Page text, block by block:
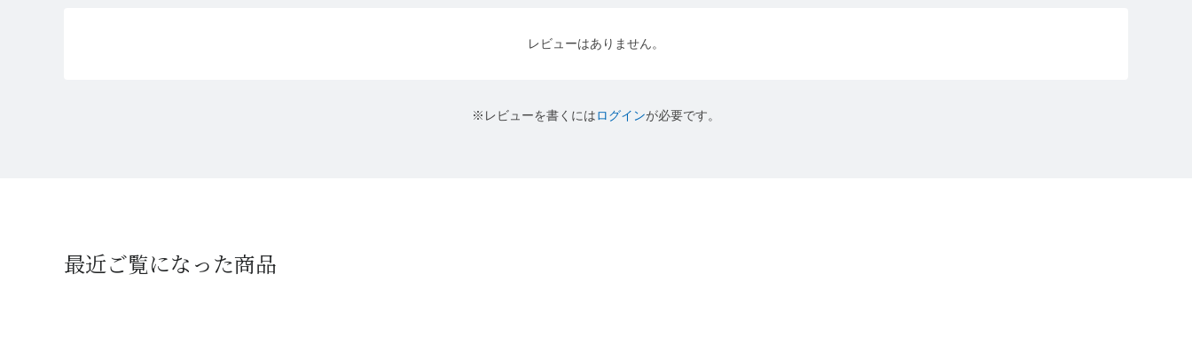
レビューはありません。
※レビューを書くにはログインが必要です。
最近ご覧になった商品